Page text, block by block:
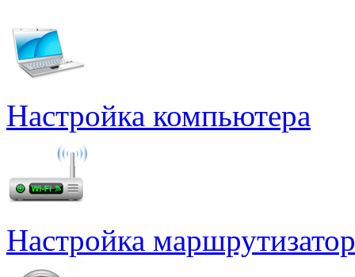
Настройка компьютера
Настройка